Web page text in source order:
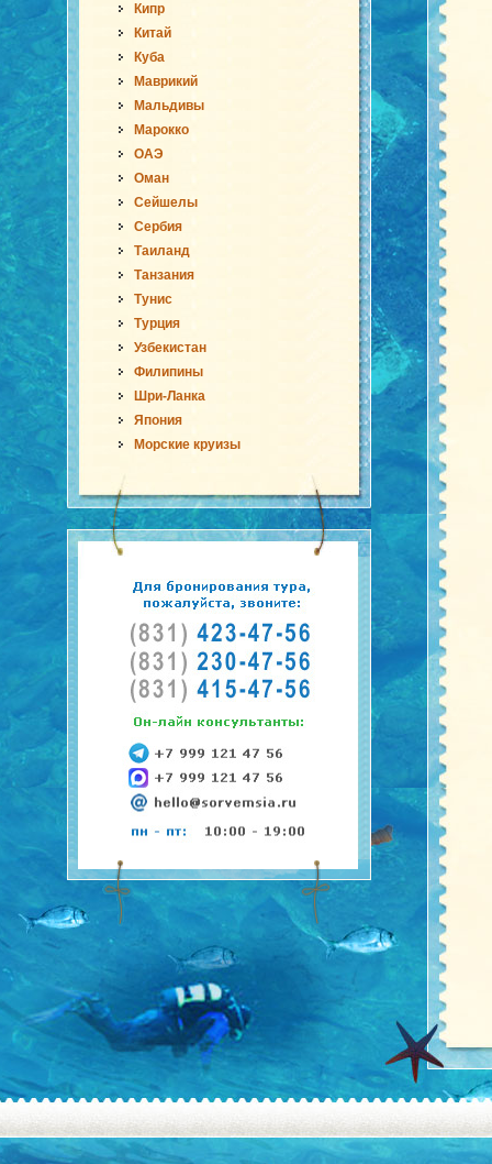
Кипр
Китай
Куба
Маврикий
Мальдивы
Марокко
ОАЭ
Оман
Сейшелы
Сербия
Таиланд
Танзания
Тунис
Турция
Узбекистан
Филипины
Шри-Ланка
Япония
Морские круизы